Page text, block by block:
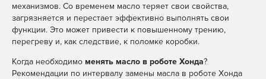
механизмов. Со временем масло теряет свои свойства,
загрязняется и перестает эффективно выполнять свои
функции. Это может привести к повышенному трению,
перегреву и, как следствие, к поломке коробки.
Когда необходимо менять масло в роботе Хонда?
Рекомендации по интервалу замены масла в роботе Хонда